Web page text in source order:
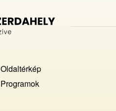
Oldaltérkép
Programok